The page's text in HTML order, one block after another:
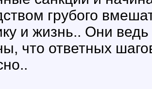
грубого
и жизнь.. Они
что ответных